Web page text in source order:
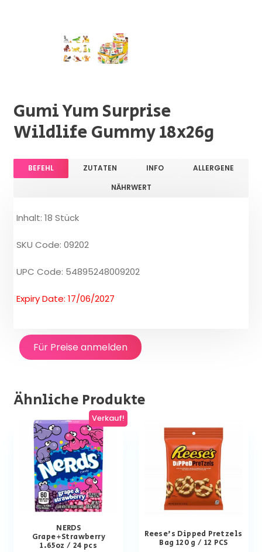
Gumi Yum Surprise
Wildlife Gummy 18x26g
BEFEHL ZUTATEN INFO
ALLERGENE
NÄHRWERT
Inhalt: 18 Stück
SKU Code: 09202
UPC Code: 54895248009202
Expiry Date: 17/06/2027
Für Preise anmelden
Ähnliche Produkte
Verkauf!
NERDS
Grape+Strawberry
1.65oz / 24 pcs
Reese’s Dipped Pretzels
Bag 120 g / 12 PCS